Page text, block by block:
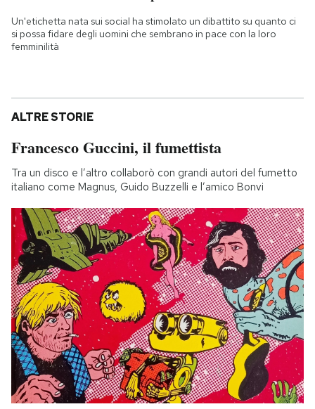
Un'etichetta nata sui social ha stimolato un dibattito su quanto ci
si possa fidare degli uomini che sembrano in pace con la loro
femminilità
ALTRE STORIE
Francesco Guccini, il fumettista
Tra un disco e l’altro collaborò con grandi autori del fumetto
italiano come Magnus, Guido Buzzelli e l’amico Bonvi